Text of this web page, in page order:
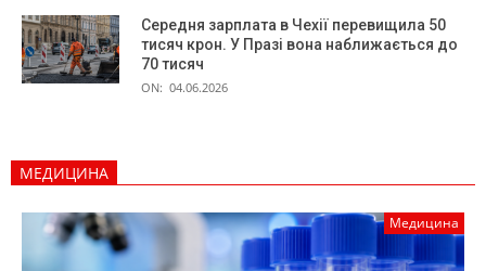
Середня зарплата в Чехії перевищила 50
тисяч крон. У Празі вона наближається до
70 тисяч
ON: 04.06.2026
МЕДИЦИНА
Медицина